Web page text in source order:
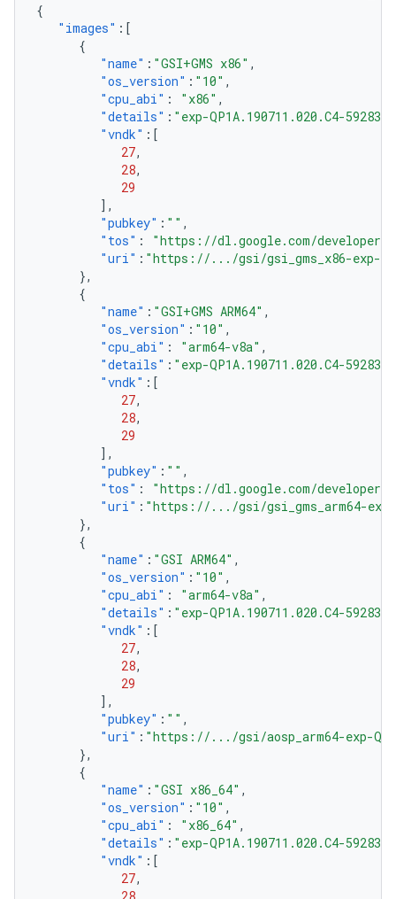
{
"images" :[
{
"name" : "GSI+GMS x86" ,
"os_version" : "10" ,
"cpu_abi" : "x86" ,
"details" : "exp-QP1A.190711.020.C4-
"vndk" :[
27,
28,
29
],
"pubkey" : "" ,
"tos" :
"https://dl.google.com/
"uri" : "https://.../gsi/gsi_gms_x86-exp-
},
{
"name" : "GSI+GMS ARM64" ,
"os_version" : "10" ,
"cpu_abi" : "arm64-v8a" ,
"details" : "exp-QP1A.190711.020.C4-
"vndk" :[
27,
28,
29
],
"pubkey" : "" ,
"tos" :
"https://dl.google.com/
"uri" : "https://.../gsi/gsi_gms_arm64-exp-
},
{
"name" : "GSI ARM64" ,
"os_version" : "10" ,
"cpu_abi" : "arm64-v8a" ,
"details" : "exp-QP1A.190711.020.C4-
"vndk" :[
27,
28,
29
],
"pubkey" : "" ,
"uri" : "https://.../gsi/aosp_arm64-exp-
},
{
"name" : "GSI x86_64" ,
"os_version" : "10" ,
"cpu_abi" : "x86_64" ,
"details" : "exp-QP1A.190711.020.C4-
"vndk" :[
27,